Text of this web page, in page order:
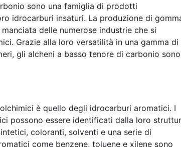
sono una famiglia di prodotti
idrocarburi insaturi. La produzione di
delle numerose industrie che si
Grazie alla loro versatilità in una gamma di
gli alcheni a basso tenore di carbonio sono
è quello degli idrocarburi aromatici. I
possono essere identificati dalla loro
coloranti, solventi e una serie di
come benzene, toluene e xilene sono